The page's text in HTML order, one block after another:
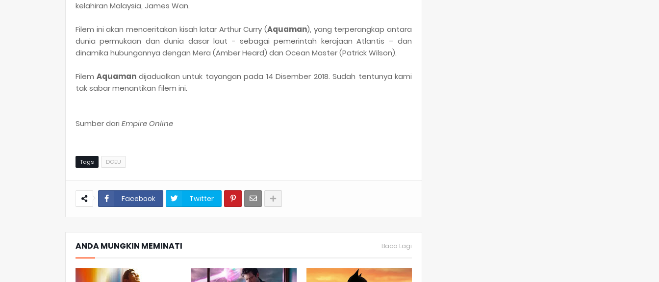
kelahiran Malaysia, James Wan.
Filem ini akan menceritakan kisah latar Arthur Curry (Aquaman), yang terperangkap antara
dunia permukaan dan dunia dasar laut - sebagai pemerintah kerajaan Atlantis – dan
dinamika hubungannya dengan Mera (Amber Heard) dan Ocean Master (Patrick Wilson).
FilemAquaman dijadualkan untuk tayangan pada 14 Disember 2018. Sudah tentunya kami
tak sabar menantikan filem ini.
Sumber dari Empire Online
Tags DCEU
Facebook Twitter
ANDA MUNGKIN MEMINATI Baca Lagi